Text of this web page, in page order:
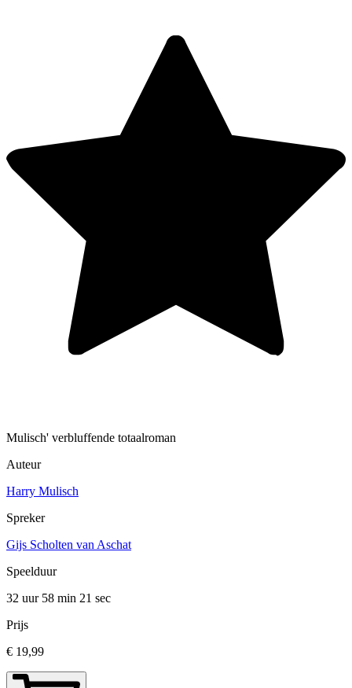
Mulisch' verbluffende totaalroman
Auteur
Harry Mulisch
Spreker
Gijs Scholten van Aschat
Speelduur
32 uur 58 min 21 sec
Prijs
€ 19,99